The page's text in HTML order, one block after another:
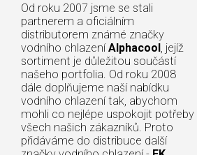
Od roku 2007 jsme se stali
partnerem a oficiálním
distributorem známé značky
vodního chlazení Alphacool, jejíž
sortiment je důležitou součástí
našeho portfolia. Od roku 2008
dále doplňujeme naší nabídku
vodního chlazení tak, abychom
mohli co nejlépe uspokojit potřeby
všech našich zákazníků. Proto
přidáváme do distribuce další